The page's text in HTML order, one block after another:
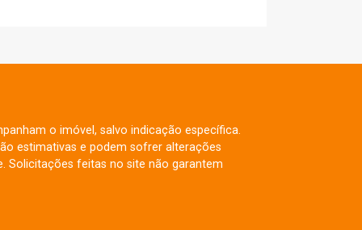
o imóvel, salvo indicação específica.
estimativas e podem sofrer alterações
Solicitações feitas no site não garantem